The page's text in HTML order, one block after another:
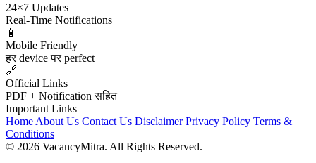
24×7 Updates
Real-Time Notifications
📱
Mobile Friendly
हर device पर perfect
🔗
Official Links
PDF + Notification सहित
Important Links
Home About Us Contact Us Disclaimer Privacy Policy Terms &
Conditions
© 2026 VacancyMitra. All Rights Reserved.